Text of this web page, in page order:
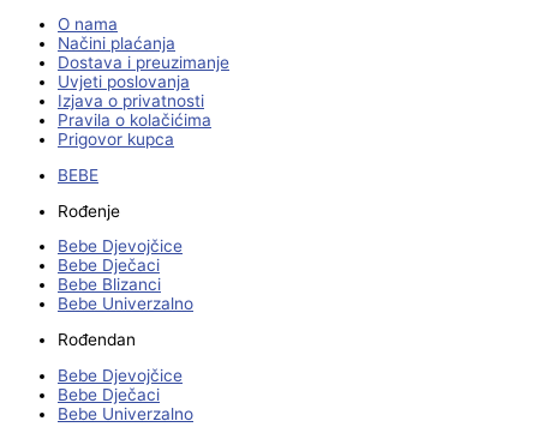
O nama
Načini plaćanja
Dostava i preuzimanje
Uvjeti poslovanja
Izjava o privatnosti
Pravila o kolačićima
Prigovor kupca
BEBE
Rođenje
Bebe Djevojčice
Bebe Dječaci
Bebe Blizanci
Bebe Univerzalno
Rođendan
Bebe Djevojčice
Bebe Dječaci
Bebe Univerzalno